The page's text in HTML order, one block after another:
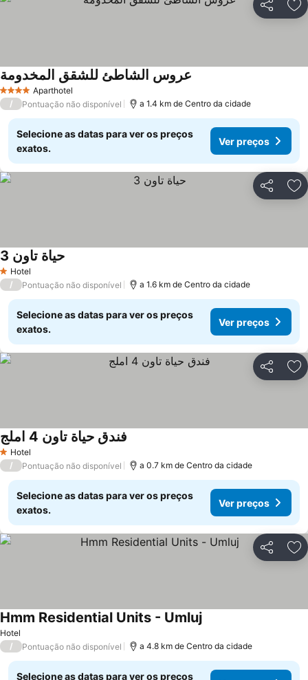
Partilhar
4 EstrelasAparthotel
عروس الشاطئ للشقق المخدومة
/ Pontuação não disponível a 1.4 km de Centro da cidade
Selecione as datas para ver os preços
exatos.
Ver preços
Partilhar
1 Estrelas
Hotel
حياة تاون 3
/ Pontuação não disponível a 1.6 km de Centro da cidade
Selecione as datas para ver os preços
exatos.
Ver preços
Partilhar
1 Estrelas
Hotel
فندق حياة تاون 4 املج
/ Pontuação não disponível a 0.7 km de Centro da cidade
Selecione as datas para ver os preços
exatos.
Ver preços
Partilhar
Hotel
Hmm Residential Units - Umluj
/ Pontuação não disponível a 4.8 km de Centro da cidade
Selecione as datas para ver os preços